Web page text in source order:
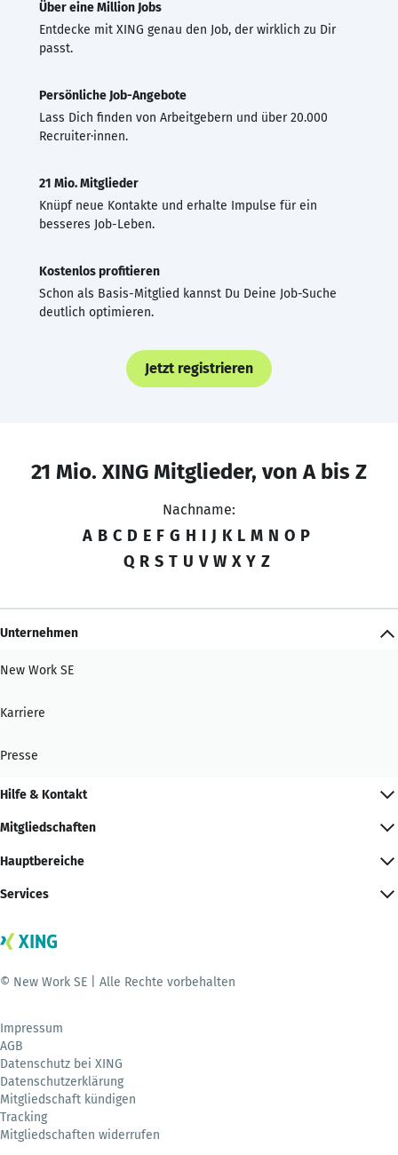
Über eine Million Jobs
Entdecke mit XING genau den Job, der wirklich zu Dir
passt.
Persönliche Job-Angebote
Lass Dich finden von Arbeitgebern und über 20.000
Recruiter·innen.
21 Mio. Mitglieder
Knüpf neue Kontakte und erhalte Impulse für ein
besseres Job-Leben.
Kostenlos profitieren
Schon als Basis-Mitglied kannst Du Deine Job-Suche
deutlich optimieren.
Jetzt registrieren
21 Mio. XING Mitglieder, von A bis Z
Nachname:
A B C D E F G H I J K L M N O P
Q R S T U V W X Y Z
Unternehmen
New Work SE
Karriere
Presse
Hilfe & Kontakt
Mitgliedschaften
Hauptbereiche
Services
© New Work SE | Alle Rechte vorbehalten
Impressum
AGB
Datenschutz bei XING
Datenschutzerklärung
Mitgliedschaft kündigen
Tracking
Mitgliedschaften widerrufen